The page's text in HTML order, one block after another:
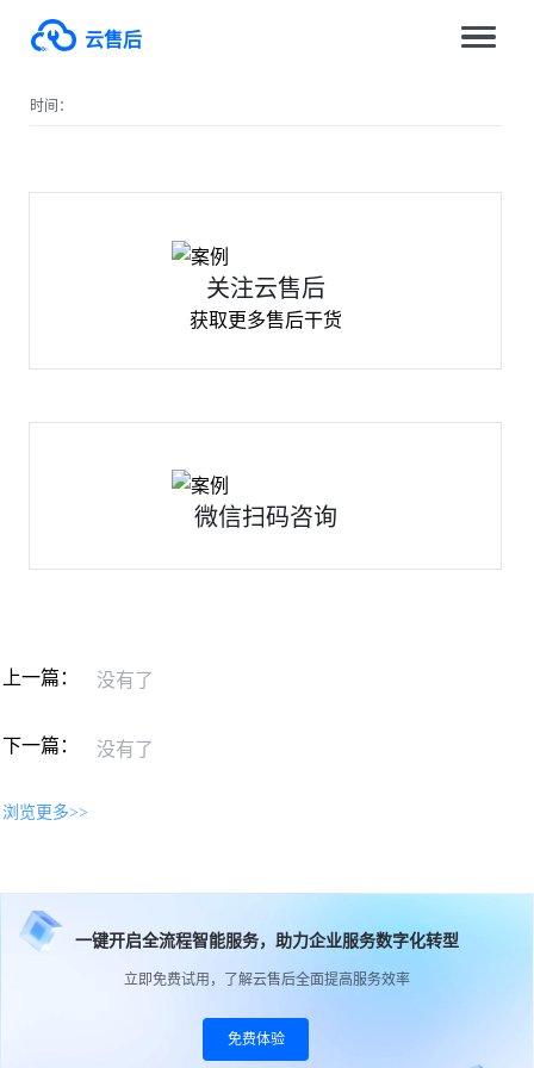
云售后
时间：
关注云售后
获取更多售后干货
微信扫码咨询
上一篇： 没有了
下一篇： 没有了
浏览更多>>
一键开启全流程智能服务，助力企业服务数字化转型
立即免费试用，了解云售后全面提高服务效率
免费体验